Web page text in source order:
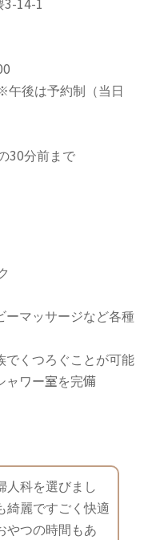
予約制（当日
分前まで
ーマッサージなど各種
でくつろぐことが可能
ャワー室を完備
人科を選びまし
綺麗ですごく快適
やつの時間もあ